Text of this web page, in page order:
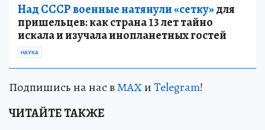
Над СССР военные натянули «сетку»для
пришельцев: как страна 13 лет тайно
искала и изучала инопланетных гостей
НАУКА
Подпишись на нас вМАХиTelegram!
ЧИТАЙТЕ ТАКЖЕ